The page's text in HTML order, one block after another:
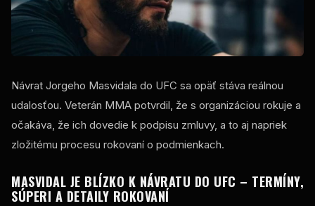
Návrat Jorgeho Masvidala do UFC sa opäť stáva reálnou
udalosťou. Veterán MMA potvrdil, že s organizáciou rokuje a
očakáva, že ich dovedie k podpisu zmluvy, a to aj napriek
zložitému procesu rokovaní o podmienkach.
MASVIDAL JE BLÍZKO K NÁVRATU DO UFC – TERMÍNY,
SÚPERI A DETAILY ROKOVANÍ